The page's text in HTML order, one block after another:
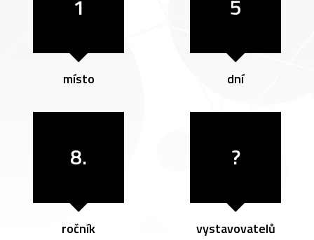
1
místo
5
dní
8.
ročník
?
vystavovatelů